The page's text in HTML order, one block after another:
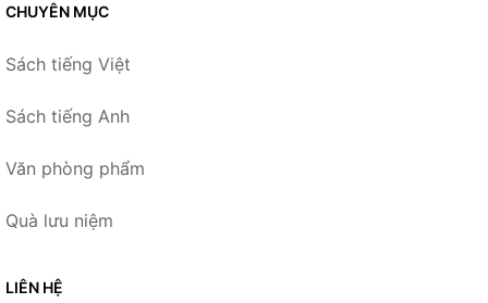
CHUYÊN MỤC
Sách tiếng Việt
Sách tiếng Anh
Văn phòng phẩm
Quà lưu niệm
LIÊN HỆ